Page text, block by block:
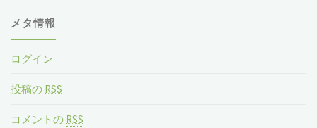
メタ情報
ログイン
投稿の RSS
コメントの RSS